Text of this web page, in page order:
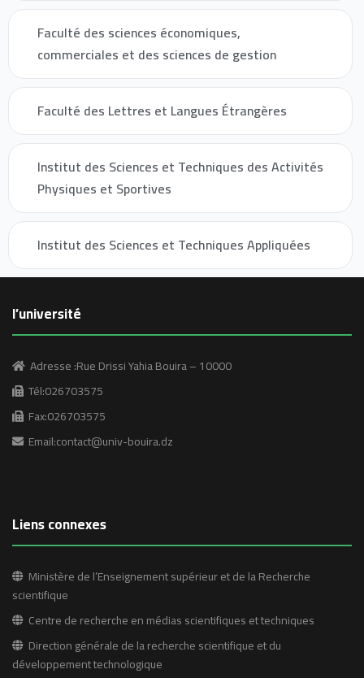
Faculté des sciences économiques,
commerciales et des sciences de gestion
Faculté des Lettres et Langues Étrangères
Institut des Sciences et Techniques des Activités
Physiques et Sportives
Institut des Sciences et Techniques Appliquées
l’université
Adresse :Rue Drissi Yahia Bouira – 10000
Tél:026703575
Fax:026703575
Email:contact@univ-bouira.dz
Liens connexes
Ministère de l’Enseignement supérieur et de la Recherche
scientifique
Centre de recherche en médias scientifiques et techniques
Direction générale de la recherche scientifique et du
développement technologique